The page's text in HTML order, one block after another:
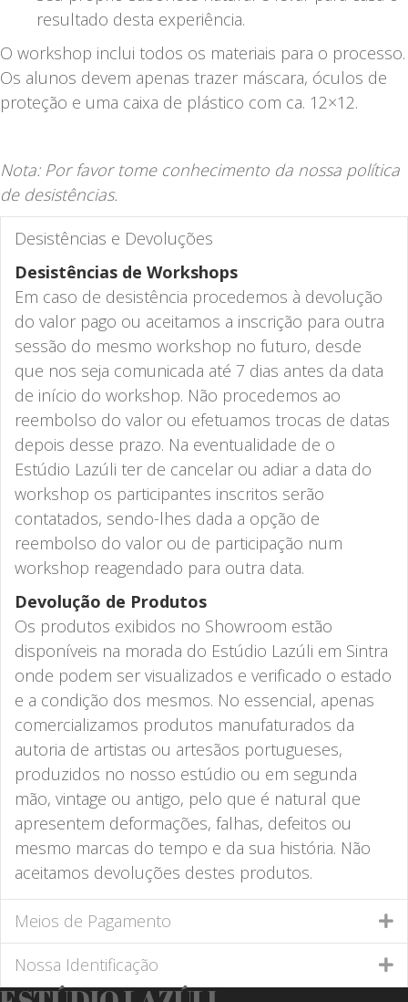
resultado desta experiência.
O workshop inclui todos os materiais para o processo.
Os alunos devem apenas trazer máscara, óculos de
proteção e uma caixa de plástico com ca. 12×12.
Nota: Por favor tome conhecimento da nossa política
de desistências.
Desistências e Devoluções
Desistências de Workshops
Em caso de desistência procedemos à devolução
do valor pago ou aceitamos a inscrição para outra
sessão do mesmo workshop no futuro, desde
que nos seja comunicada até 7 dias antes da data
de início do workshop. Não procedemos ao
reembolso do valor ou efetuamos trocas de datas
depois desse prazo. Na eventualidade de o
Estúdio Lazúli ter de cancelar ou adiar a data do
workshop os participantes inscritos serão
contatados, sendo-lhes dada a opção de
reembolso do valor ou de participação num
workshop reagendado para outra data.
Devolução de Produtos
Os produtos exibidos no Showroom estão
disponíveis na morada do Estúdio Lazúli em Sintra
onde podem ser visualizados e verificado o estado
e a condição dos mesmos. No essencial, apenas
comercializamos produtos manufaturados da
autoria de artistas ou artesãos portugueses,
produzidos no nosso estúdio ou em segunda
mão, vintage ou antigo, pelo que é natural que
apresentem deformações, falhas, defeitos ou
mesmo marcas do tempo e da sua história. Não
aceitamos devoluções destes produtos.
Meios de Pagamento
Nossa Identificação